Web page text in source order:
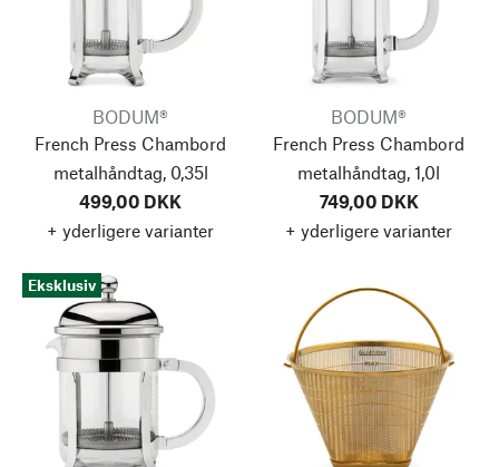
BODUM®
French Press Chambord
metalhåndtag, 0,35l
499,00 DKK
+ yderligere varianter
BODUM®
French Press Chambord
metalhåndtag, 1,0l
749,00 DKK
+ yderligere varianter
Eksklusiv